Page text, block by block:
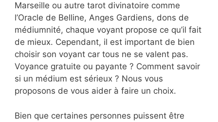
Marseille ou autre tarot divinatoire comme
l’Oracle de Belline, Anges Gardiens, dons de
médiumnité, chaque voyant propose ce qu’il fait
de mieux. Cependant, il est important de bien
choisir son voyant car tous ne se valent pas.
Voyance gratuite ou payante ? Comment savoir
si un médium est sérieux ? Nous vous
proposons de vous aider à faire un choix.
Bien que certaines personnes puissent être